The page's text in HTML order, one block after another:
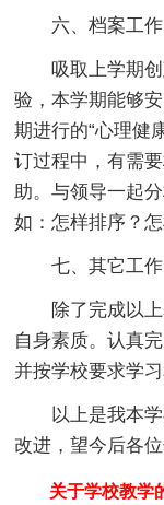
六、档案工作
吸取上学期创
验，本学期能够
期进行的“心理健
订过程中，有需
助。与领导一起
如：怎样排序？
七、其它工作
除了完成以上
自身素质。认真
并按学校要求学习
以上是我本学
改进，望今后各
关于学校教学